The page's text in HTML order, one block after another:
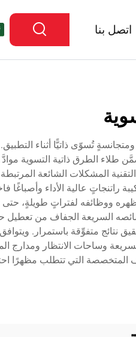
اتصل بنا
تُسوّى ذاتيًّا أثناء التطبيق.
الطرق ذاتية التسوية
المشكلات الشائعة المرتبطة
راتنجاتٍ عالية الأداء
مظهره ووظائفه لفتراتٍ طويلةٍ،
السريعة الجفاف من تعطيل
متفوِّقة باستمرار. ويتوافق
وساحات الانتظار ومدارج
التي تتطلب مظهرًا